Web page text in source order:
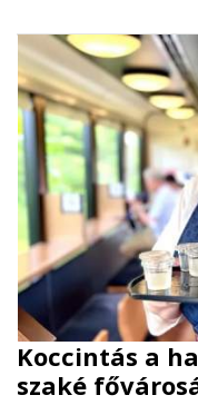
Koccintás a
szaké